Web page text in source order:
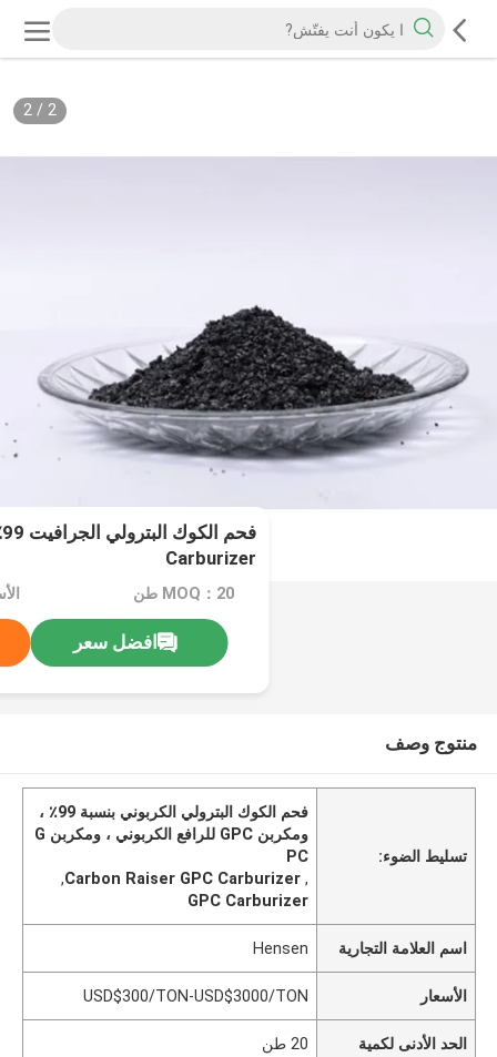
2
/
2
Carburizer
MOQ：20 طن
افضل سعر
منتوج وصف
تسليط الضوء:
فحم الكوك البترولي الكربوني بنسبة 99٪ ،
ومكربن ​​GPC للرافع الكربوني ، ومكربن ​​G
PC
,
Carbon Raiser GPC Carburizer
,
GPC Carburizer
اسم العلامة التجارية Hensen
الأسعار USD$300/TON-USD$3000/TON
الحد الأدنى لكمية 20 طن